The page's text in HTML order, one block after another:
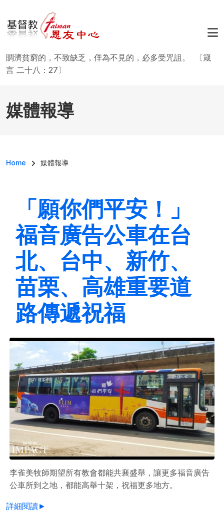
賙濟貧窮的，不致缺乏，佯為不見的，必多受咒詛。 〔箴
言 二十八：27〕
媒體報導
導航連結
Home 媒體報導
「願你們平安！」
福音廣告公車在台
北、台中、新竹、
苗栗、高雄重要道
路傳遞祝福
李雀美牧師期望所有教會都能共襄盛舉，讓更多福音廣告
公車所到之地，都能高舉十架，祝福更多地方。
詳細閱讀►